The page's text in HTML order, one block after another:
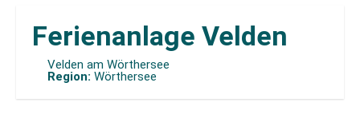
Ferienanlage Velden
Velden am Wörthersee
Region: Wörthersee